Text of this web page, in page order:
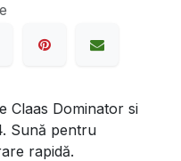
Claas Dominator si
Sună pentru
rapidă.